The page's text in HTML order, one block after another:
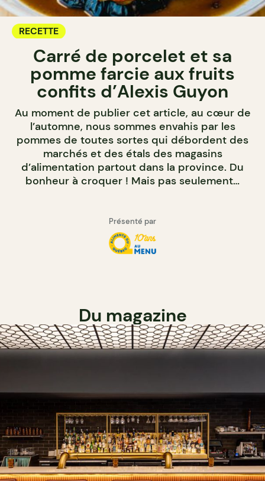
RECETTE
Carré de porcelet et sa
pomme farcie aux fruits
confits d’Alexis Guyon
Au moment de publier cet article, au cœur de
l’automne, nous sommes envahis par les
pommes de toutes sortes qui débordent des
marchés et des étals des magasins
d’alimentation partout dans la province. Du
bonheur à croquer ! Mais pas seulement…
Présenté par
Du magazine